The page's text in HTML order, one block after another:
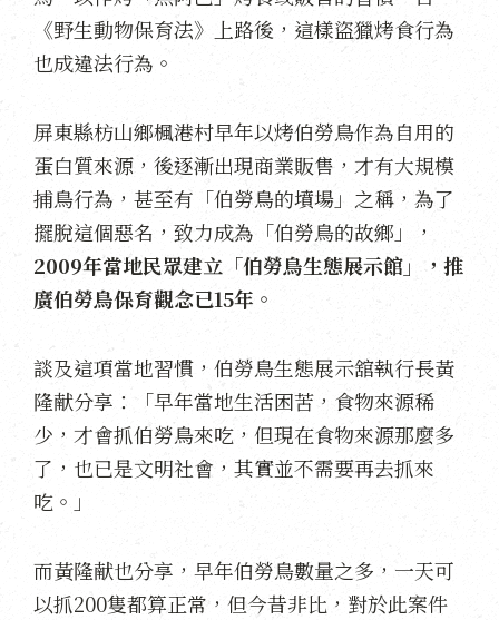
《野生動物保育法》上路後，這樣盜獵烤食行為
也成違法行為。
屏東縣枋山鄉楓港村早年以烤伯勞鳥作為自用的
蛋白質來源，後逐漸出現商業販售，才有大規模
捕鳥行為，甚至有「伯勞鳥的墳場」之稱，為了
擺脫這個惡名，致力成為「伯勞鳥的故鄉」，
2009年當地民眾建立「伯勞鳥生態展示館」，推
廣伯勞鳥保育觀念已15年。
談及這項當地習慣，伯勞鳥生態展示舘執行長黃
隆献分享：「早年當地生活困苦，食物來源稀
少，才會抓伯勞鳥來吃，但現在食物來源那麼多
了，也已是文明社會，其實並不需要再去抓來
吃。」
而黃隆献也分享，早年伯勞鳥數量之多，一天可
以抓200隻都算正常，但今昔非比，對於此案件